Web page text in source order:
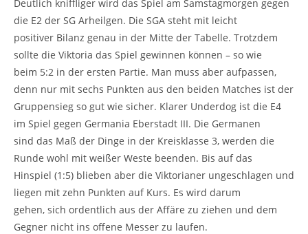
Deutlich kniffliger wird das Spiel am Samstagmorgen gegen
die E2 der SG Arheilgen. Die SGA steht mit leicht
positiver Bilanz genau in der Mitte der Tabelle. Trotzdem
sollte die Viktoria das Spiel gewinnen können – so wie
beim 5:2 in der ersten Partie. Man muss aber aufpassen,
denn nur mit sechs Punkten aus den beiden Matches ist der
Gruppensieg so gut wie sicher. Klarer Underdog ist die E4
im Spiel gegen Germania Eberstadt III. Die Germanen
sind das Maß der Dinge in der Kreisklasse 3, werden die
Runde wohl mit weißer Weste beenden. Bis auf das
Hinspiel (1:5) blieben aber die Viktorianer ungeschlagen und
liegen mit zehn Punkten auf Kurs. Es wird darum
gehen, sich ordentlich aus der Affäre zu ziehen und dem
Gegner nicht ins offene Messer zu laufen.